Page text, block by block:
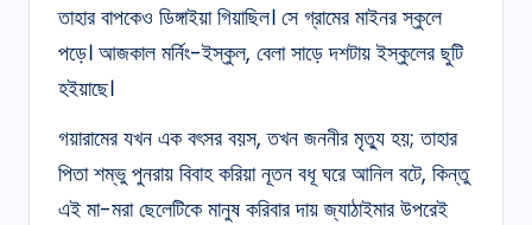
তাহার বাপকেও ডিঙ্গাইয়া গিয়াছিল। সে গ্রামের মাইনর স্কুলে
পড়ে। আজকাল মর্নিং-ইস্কুল, বেলা সাড়ে দশটায় ইস্কুলের ছুটি
হইয়াছে।
গয়ারামের যখন এক বৎসর বয়স, তখন জননীর মৃত্যু হয়; তাহার
পিতা শম্ভু পুনরায় বিবাহ করিয়া নূতন বধূ ঘরে আনিল বটে, কিন্তু
এই মা-মরা ছেলেটিকে মানুষ করিবার দায় জ্যাঠাইমার উপরেই